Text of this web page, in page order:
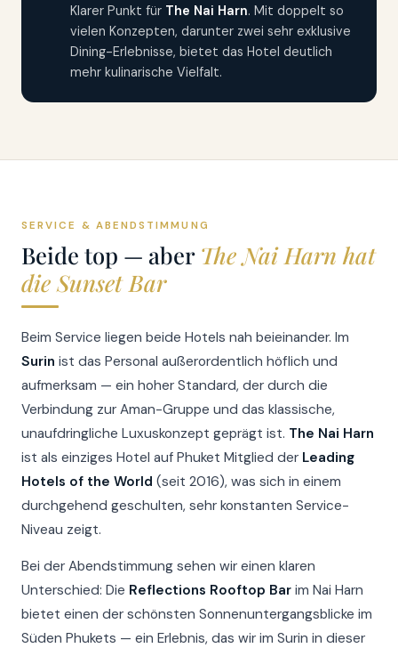
Klarer Punkt für The Nai Harn. Mit doppelt so
vielen Konzepten, darunter zwei sehr exklusive
Dining-Erlebnisse, bietet das Hotel deutlich
mehr kulinarische Vielfalt.
SERVICE & ABENDSTIMMUNG
Beide top — aber The Nai Harn hat
die Sunset Bar
Beim Service liegen beide Hotels nah beieinander. Im
Surin ist das Personal außerordentlich höflich und
aufmerksam — ein hoher Standard, der durch die
Verbindung zur Aman-Gruppe und das klassische,
unaufdringliche Luxuskonzept geprägt ist. The Nai Harn
ist als einziges Hotel auf Phuket Mitglied der Leading
Hotels of the World (seit 2016), was sich in einem
durchgehend geschulten, sehr konstanten Service-
Niveau zeigt.
Bei der Abendstimmung sehen wir einen klaren
Unterschied: Die Reflections Rooftop Bar im Nai Harn
bietet einen der schönsten Sonnenuntergangsblicke im
Süden Phukets — ein Erlebnis, das wir im Surin in dieser